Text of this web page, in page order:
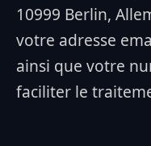
10999 Berlin,
votre adresse
ainsi que votre
faciliter le